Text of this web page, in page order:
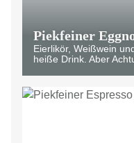
Piekfeiner
Eierlikör, Weißwein
heiße Drink. Aber